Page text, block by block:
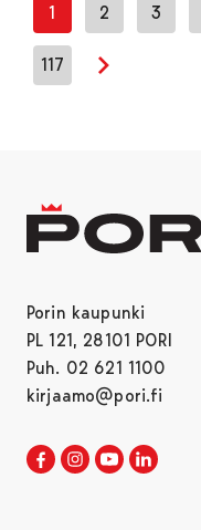
1 2 3
117
Porin kaupunki
PL 121, 28101 PORI
Puh. 02 621 1100
kirjaamo@pori.fi
Porin kaupunki
Avautuu uudessa
Porin
Avautuu
Porin
Avautuu